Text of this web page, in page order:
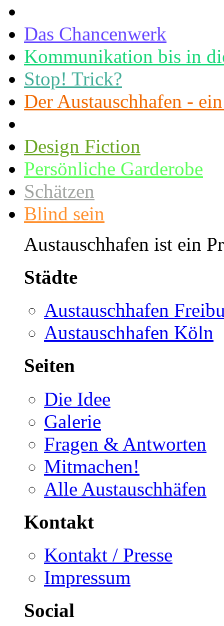
Das Chancenwerk
Kommunikation bis in
Stop! Trick?
Der Austauschhafen -
Design Fiction
Persönliche Garderobe
Schätzen
Blind sein
Austauschhafen ist ein
Städte
Austauschhafen
Austauschhafen Köln
Seiten
Die Idee
Galerie
Fragen & Antworten
Mitmachen!
Alle Austauschhäfen
Kontakt
Kontakt / Presse
Impressum
Social